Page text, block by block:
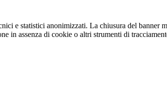
e statistici anonimizzati. La chiusura del
in assenza di cookie o altri strumenti di